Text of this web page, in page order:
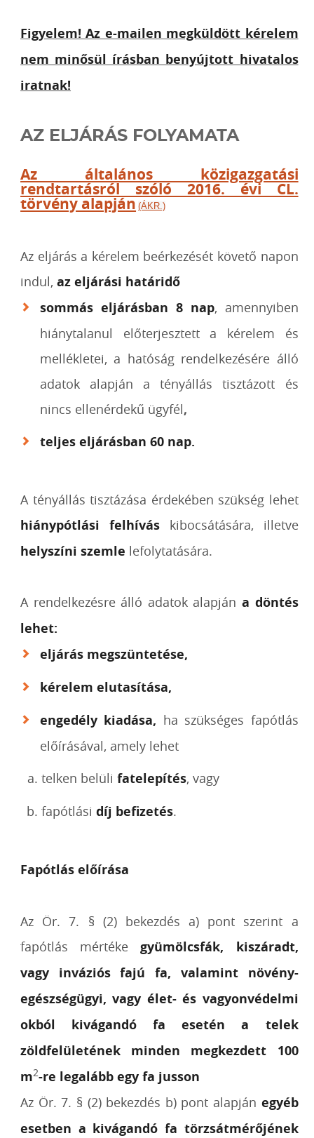
Figyelem! Az e-mailen megküldött kérelem
nem minősül írásban benyújtott hivatalos
iratnak!
AZ ELJÁRÁS FOLYAMATA
Az általános közigazgatási
rendtartásról szóló 2016. évi CL.
törvény alapján (ÁKR.)
Az eljárás a kérelem beérkezését követő napon
indul,az eljárási határidő
sommás eljárásban 8 nap, amennyiben
hiánytalanul előterjesztett a kérelem és
mellékletei, a hatóság rendelkezésére álló
adatok alapján a tényállás tisztázott és
nincs ellenérdekű ügyfél,
teljes eljárásban 60 nap.
A tényállás tisztázása érdekében szükség lehet
hiánypótlási felhíváskibocsátására, illetve
helyszíni szemle lefolytatására.
A rendelkezésre álló adatok alapjána döntés
lehet:
eljárás megszüntetése,
kérelem elutasítása,
engedély kiadása, ha szükséges fapótlás
előírásával, amely lehet
telken belülifatelepítés, vagy
fapótlásidíj befizetés.
Fapótlás előírása
Az Ör. 7. § (2) bekezdés a) pont szerint a
fapótlás mértékegyümölcsfák, kiszáradt,
vagy inváziós fajú fa, valamint növény-
egészségügyi, vagy élet- és vagyonvédelmi
okból kivágandó fa esetén a telek
zöldfelületének minden megkezdett 100
m2-re legalább egy fa jusson
Az Ör. 7. § (2) bekezdés b) pont alapján egyéb
esetben a kivágandó fa törzsátmérőjének